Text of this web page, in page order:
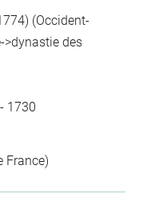
(Occident-
>dynastie des
1730
France)